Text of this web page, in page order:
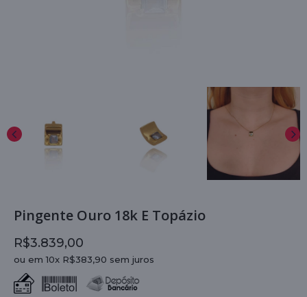
Pingente Ouro 18k E Topázio
R$3.839,00
ou em 10x R$383,90 sem juros